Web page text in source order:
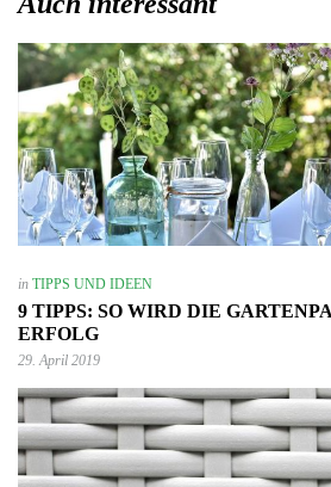
in TIPPS UND IDEEN
9 TIPPS: SO WIRD DIE
ERFOLG
29. April 2019